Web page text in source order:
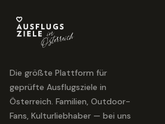
Die größte Plattform für
geprüfte Ausflugsziele in
Österreich. Familien, Outdoor-
Fans, Kulturliebhaber — bei uns